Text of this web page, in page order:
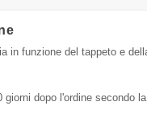
in funzione del tappeto e
giorni dopo l'ordine secondo